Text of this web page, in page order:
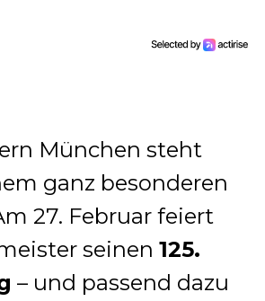
München steht
ganz besonderen
27. Februar feiert
seinen 125.
– und passend dazu